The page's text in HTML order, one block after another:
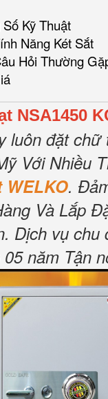
Kỹ Thuật
Năng Két Sắt
Hỏi Thường
NSA1450
luôn đặt chữ
Với Nhiều
WELKO.
Và Lắp
Dịch vụ chu
năm Tận